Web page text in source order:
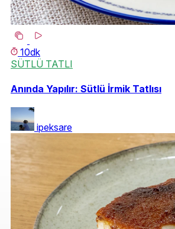
10dk
SÜTLÜ TATLI
Anında Yapılır: Sütlü İrmik Tatlısı
ipeksare